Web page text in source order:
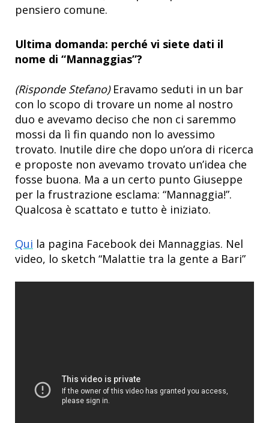
pensiero comune.
Ultima domanda: perché vi siete dati il
nome di “Mannaggias”?
(Risponde Stefano)Eravamo seduti in un bar
con lo scopo di trovare un nome al nostro
duo e avevamo deciso che non ci saremmo
mossi da lì fin quando non lo avessimo
trovato. Inutile dire che dopo un’ora di ricerca
e proposte non avevamo trovato un’idea che
fosse buona. Ma a un certo punto Giuseppe
per la frustrazione esclama: “Mannaggia!”.
Qualcosa è scattato e tutto è iniziato.
Qui la pagina Facebook dei Mannaggias. Nel
video, lo sketch “Malattie tra la gente a Bari”